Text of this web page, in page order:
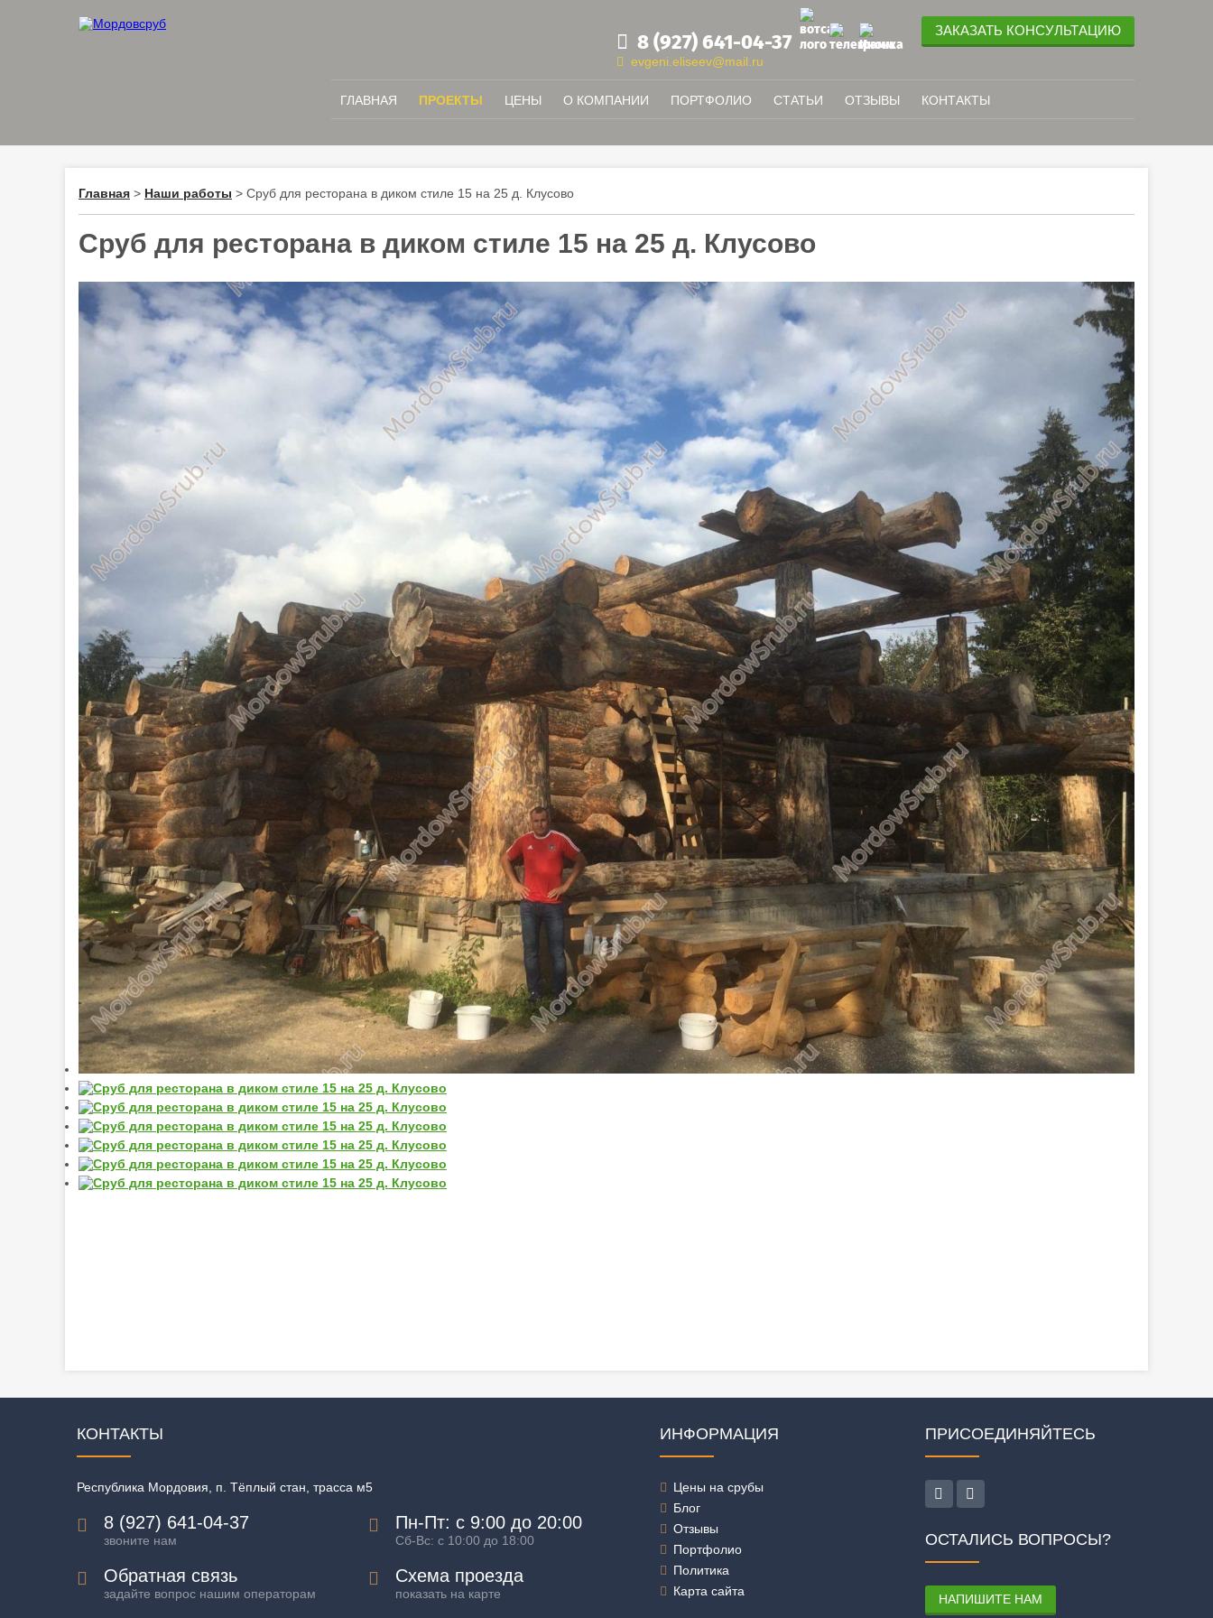
8 (927) 641-04-37
evgeni.eliseev@mail.ru
ЗАКАЗАТЬ КОНСУЛЬТАЦИЮ
ГЛАВНАЯ ПРОЕКТЫ ЦЕНЫ О КОМПАНИИ ПОРТФОЛИО СТАТЬИ ОТЗЫВЫ КОНТАКТЫ
Главная > Наши работы > Сруб для ресторана в диком стиле 15 на 25 д. Клусово
Сруб для ресторана в диком стиле 15 на 25 д. Клусово
КОНТАКТЫ
Республика Мордовия, п. Тёплый стан, трасса м5
8 (927) 641-04-37
звоните нам
Пн-Пт: с 9:00 до 20:00
Сб-Вс: с 10:00 до 18:00
Обратная связь
задайте вопрос нашим операторам
Схема проезда
показать на карте
ИНФОРМАЦИЯ
Цены на срубы
Блог
Отзывы
Портфолио
Политика
Карта сайта
ПРИСОЕДИНЯЙТЕСЬ
ОСТАЛИСЬ ВОПРОСЫ?
НАПИШИТЕ НАМ